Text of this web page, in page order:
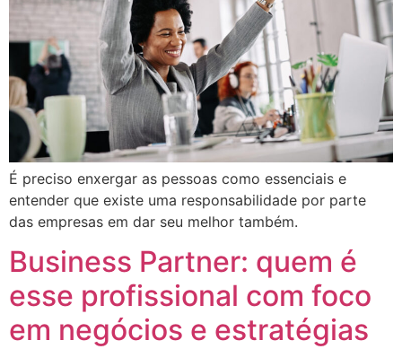
É preciso enxergar as pessoas como essenciais e
entender que existe uma responsabilidade por parte
das empresas em dar seu melhor também.
Business Partner: quem é
esse profissional com foco
em negócios e estratégias